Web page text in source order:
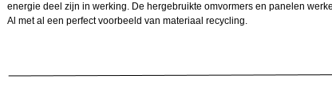
energie deel zijn in werking. De hergebruikte omvormers en panelen
Al met al een perfect voorbeeld van materiaal recycling.